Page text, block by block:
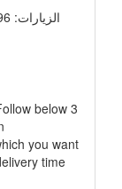
الزيارات: 3996 | التقييم: 0 | المقيّمين: 0 | المدينة
below 3
you want
time